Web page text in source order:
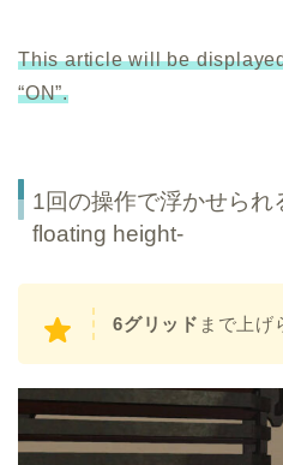
This article will be
“ON”.
1回の操作で浮かせられ
floating height-
6グリッド まで上げ